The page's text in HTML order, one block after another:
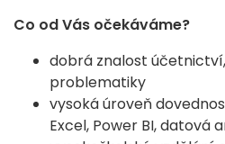
Co od Vás očekáváme?
dobrá znalost
problematiky
vysoká úroveň
Excel, Power BI, datová